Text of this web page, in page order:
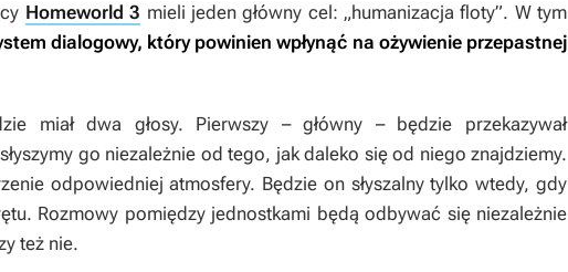
Homeworld 3 mieli jeden główny cel: „humanizacja floty”. W tym
dialogowy, który powinien wpłynąć na ożywienie przepastnej
miał dwa głosy. Pierwszy – główny – będzie przekazywał
go niezależnie od tego, jak daleko się od niego znajdziemy.
odpowiedniej atmosfery. Będzie on słyszalny tylko wtedy, gdy
Rozmowy pomiędzy jednostkami będą odbywać się niezależnie
też nie.